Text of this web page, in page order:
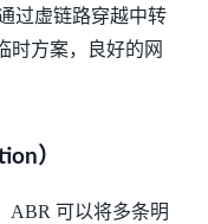
过虚链路穿越中转
时方案，良好的网
）
ABR 可以将多条明